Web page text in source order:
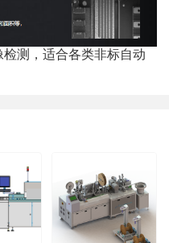
测，适合各类非标自动